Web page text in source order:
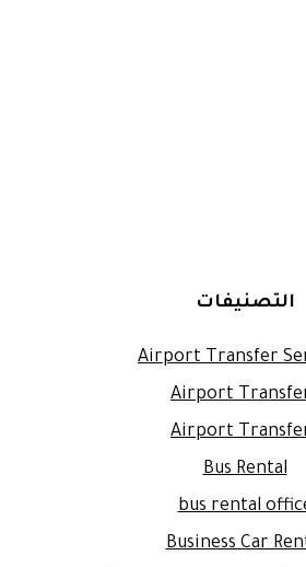
التصنيفات
Airport Transfer
Airport
Airport
Bus Rental
bus rental
Business Car